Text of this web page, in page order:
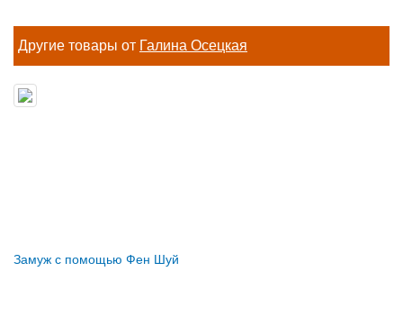
Другие товары от Галина Осецкая
Замуж с помощью Фен Шуй